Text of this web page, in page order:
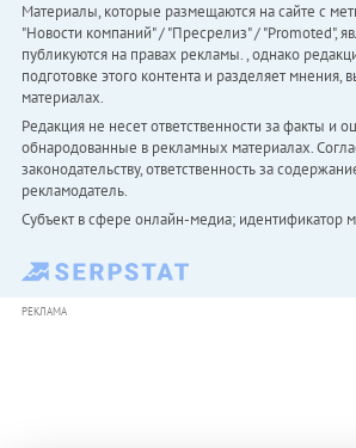
Материалы, которые размещаются на сайте с
"Новости компаний" / "Пресрелиз" / "Promoted",
публикуются на правах рекламы. , однако
подготовке этого контента и разделяет мнения,
материалах.
Редакция не несет ответственности за факты и
обнародованные в рекламных материалах.
законодательству, ответственность за
рекламодатель.
Субъект в сфере онлайн-медиа; идентификатор
РЕКЛАМА